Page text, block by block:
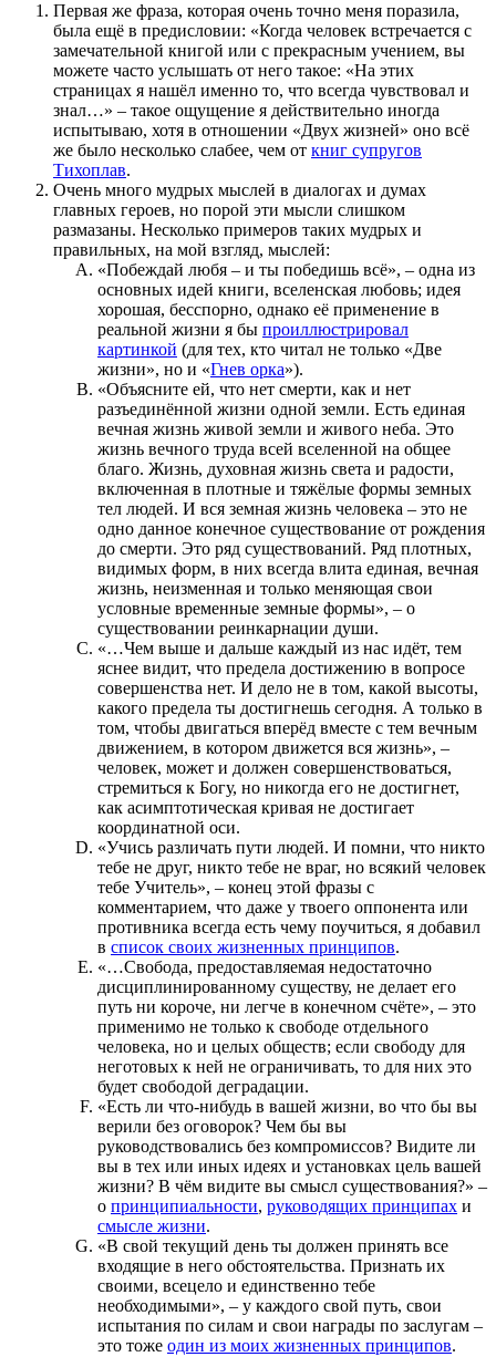
Первая же фраза, которая очень точно меня поразила,
была ещё в предисловии: «Когда человек встречается с
замечательной книгой или с прекрасным учением, вы
можете часто услышать от него такое: «На этих
страницах я нашёл именно то, что всегда чувствовал и
знал…» – такое ощущение я действительно иногда
испытываю, хотя в отношении «Двух жизней» оно всё
же было несколько слабее, чем от книг супругов
Тихоплав.
Очень много мудрых мыслей в диалогах и думах
главных героев, но порой эти мысли слишком
размазаны. Несколько примеров таких мудрых и
правильных, на мой взгляд, мыслей:
«Побеждай любя – и ты победишь всё», – одна из
основных идей книги, вселенская любовь; идея
хорошая, бесспорно, однако её применение в
реальной жизни я бы проиллюстрировал
картинкой (для тех, кто читал не только «Две
жизни», но и «Гнев орка»).
«Объясните ей, что нет смерти, как и нет
разъединённой жизни одной земли. Есть единая
вечная жизнь живой земли и живого неба. Это
жизнь вечного труда всей вселенной на общее
благо. Жизнь, духовная жизнь света и радости,
включенная в плотные и тяжёлые формы земных
тел людей. И вся земная жизнь человека – это не
одно данное конечное существование от рождения
до смерти. Это ряд существований. Ряд плотных,
видимых форм, в них всегда влита единая, вечная
жизнь, неизменная и только меняющая свои
условные временные земные формы», – о
существовании реинкарнации души.
«…Чем выше и дальше каждый из нас идёт, тем
яснее видит, что предела достижению в вопросе
совершенства нет. И дело не в том, какой высоты,
какого предела ты достигнешь сегодня. А только в
том, чтобы двигаться вперёд вместе с тем вечным
движением, в котором движется вся жизнь», –
человек, может и должен совершенствоваться,
стремиться к Богу, но никогда его не достигнет,
как асимптотическая кривая не достигает
координатной оси.
«Учись различать пути людей. И помни, что никто
тебе не друг, никто тебе не враг, но всякий человек
тебе Учитель», – конец этой фразы с
комментарием, что даже у твоего оппонента или
противника всегда есть чему поучиться, я добавил
в список своих жизненных принципов.
«…Свобода, предоставляемая недостаточно
дисциплинированному существу, не делает его
путь ни короче, ни легче в конечном счёте», – это
применимо не только к свободе отдельного
человека, но и целых обществ; если свободу для
неготовых к ней не ограничивать, то для них это
будет свободой деградации.
«Есть ли что-нибудь в вашей жизни, во что бы вы
верили без оговорок? Чем бы вы
руководствовались без компромиссов? Видите ли
вы в тех или иных идеях и установках цель вашей
жизни? В чём видите вы смысл существования?» –
о принципиальности, руководящих принципах и
смысле жизни.
«В свой текущий день ты должен принять все
входящие в него обстоятельства. Признать их
своими, всецело и единственно тебе
необходимыми», – у каждого свой путь, свои
испытания по силам и свои награды по заслугам –
это тоже один из моих жизненных принципов.